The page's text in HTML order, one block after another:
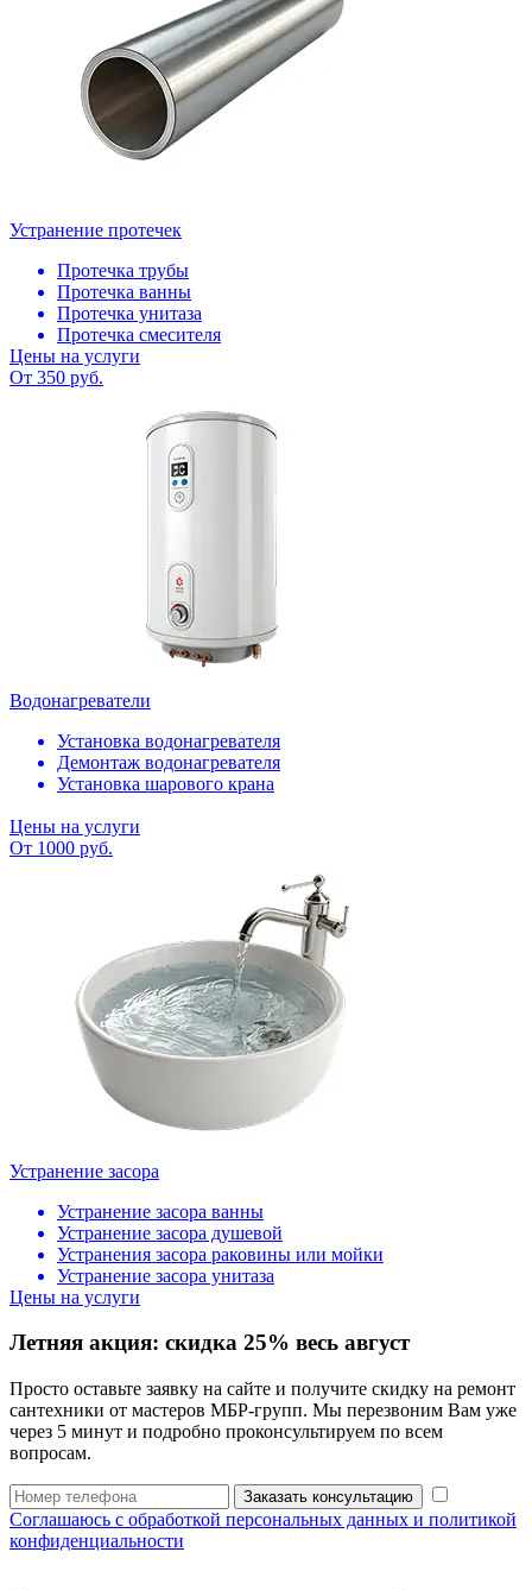
Устранение протечек
Протечка трубы
Протечка ванны
Протечка унитаза
Протечка смесителя
Цены на услуги
От 350 руб.
Водонагреватели
Установка водонагревателя
Демонтаж водонагревателя
Установка шарового крана
Цены на услуги
От 1000 руб.
Устранение засора
Устранение засора ванны
Устранение засора душевой
Устранения засора раковины или мойки
Устранение засора унитаза
Цены на услуги
Летняя акция: скидка 25% весь август
Просто оставьте заявку на сайте и получите скидку на ремонт
сантехники от мастеров МБР-групп. Мы перезвоним Вам уже
через 5 минут и подробно проконсультируем по всем
вопросам.
Заказать консультацию
Соглашаюсь с обработкой персональных данных и политикой
конфиденциальности